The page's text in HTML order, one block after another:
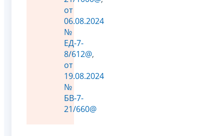
от
06.08.2024
№
ЕД-7-
8/612@,
от
19.08.2024
№
БВ-7-
21/660@